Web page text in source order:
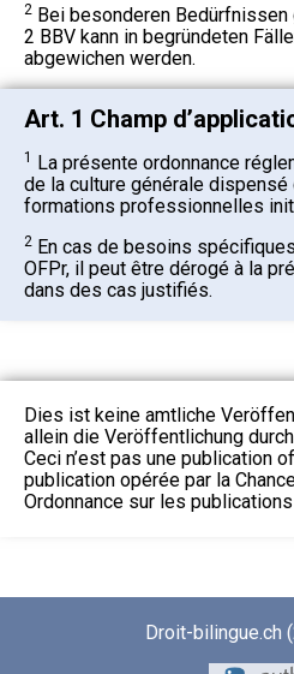
2 Bei besonderen
2 BBV kann in begründeten
abgewichen werden.
Art. 1 Champ
1 La présente ordonnance
de la culture générale
formations professionnelles
2 En cas de besoins
OFPr, il peut être dérogé à la
dans des cas justifiés.
Dies ist keine amtliche
allein die Veröffentlichung
Ceci n’est pas une publication
publication opérée par la
Ordonnance sur les
Droit-bilingue.ch